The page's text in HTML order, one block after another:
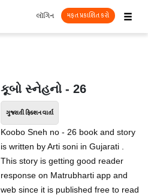
☰
લૉગિન મફત પ્રકાશિત કરો
કૂબો સ્નેહનો - 26
ગુજરાતી ફિક્શન વાર્તા
Koobo Sneh no - 26 book and story
is written by Arti soni in Gujarati .
This story is getting good reader
response on Matrubharti app and
web since it is published free to read